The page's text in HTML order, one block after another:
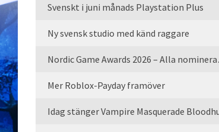
Svenskt i juni månads Playstation Plus
Ny svensk studio med känd raggare
Mer Roblox-Payday framöver